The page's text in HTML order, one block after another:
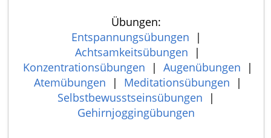
Übungen:
Entspannungsübungen |
Achtsamkeitsübungen |
Konzentrationsübungen | Augenübungen |
Atemübungen | Meditationsübungen |
Selbstbewusstseinsübungen |
Gehirnjoggingübungen